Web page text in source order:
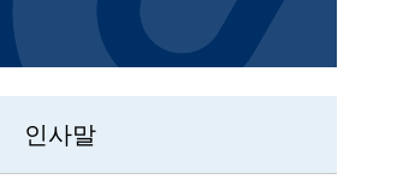
인사말